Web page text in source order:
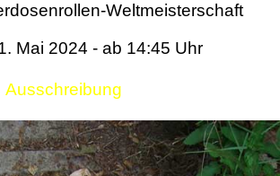
Weltmeisterschaft
Mai 2024 - ab 14:45 Uhr
Ausschreibung